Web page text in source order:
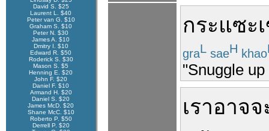
David S. $25
Laurent L. $40
Peter van G. $10
Graham S. $10
Peter N. $30
James A. $10
Dmitry I. $10
Edward R. $50
Roderick S. $30
Mason S. $5
Henning E. $20
John F. $20
Daniel F. $10
Armand H. $20
Daniel S. $20
James McD. $20
Shane McC. $10
Roberto P. $50
Derrell P. $20
กระแซะ
graL saeH khao
"Snuggle
เราอาจจ